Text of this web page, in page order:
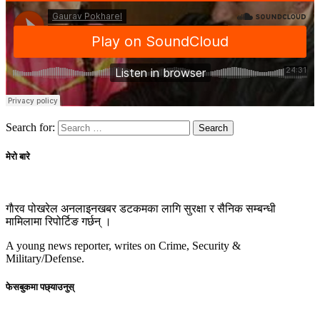
Search for:
मेरो बारे
गाैरव पोखरेल अनलाइनखबर डटकमका लागि सुरक्षा र सैनिक सम्बन्धी
मामिलामा रिपोर्टिङ गर्छन् ।
A young news reporter, writes on Crime, Security &
Military/Defense.
फेसबुकमा पछ्याउनुस्